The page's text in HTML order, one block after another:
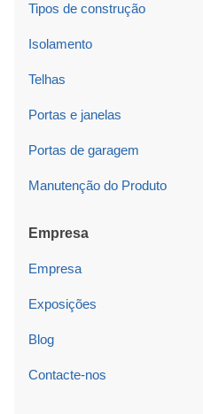
Tipos de construção
Isolamento
Telhas
Portas e janelas
Portas de garagem
Manutenção do Produto
Empresa
Empresa
Exposições
Blog
Contacte-nos